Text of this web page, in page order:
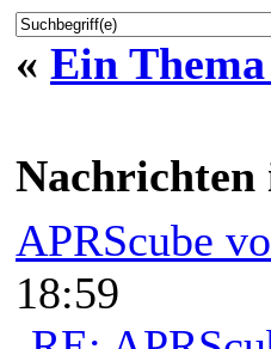
« Ein
Nachrichten
APRScube
18:59